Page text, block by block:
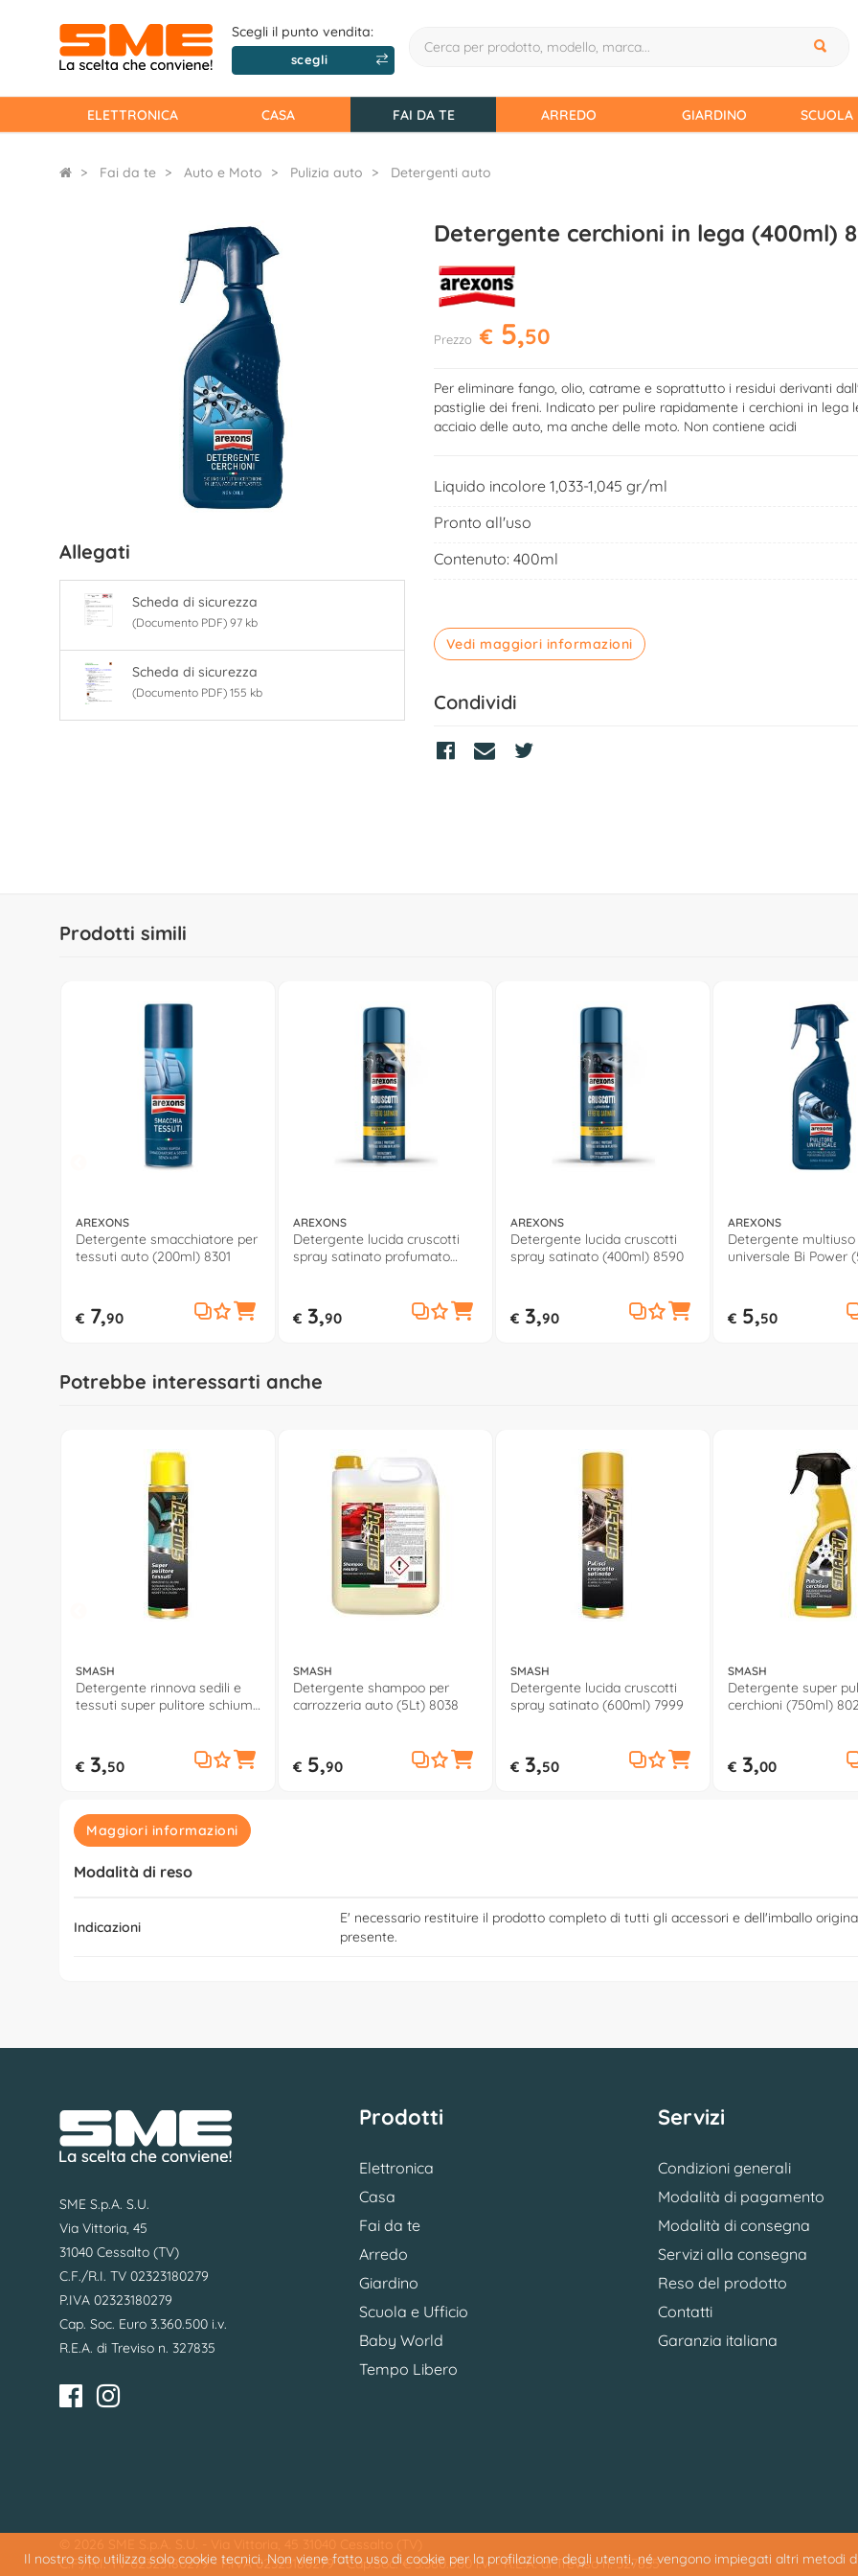
Scegli il punto vendita:
scegli
ELETTRONICA CASA FAI DA TE ARREDO GIARDINO SCUOLA
Fai da te Auto e Moto Pulizia auto Detergenti auto
Allegati
Scheda di sicurezza
(Documento PDF) 97 kb
Scheda di sicurezza
(Documento PDF) 155 kb
Detergente cerchioni in lega (400ml)
Prezzo € 5,50
Per eliminare fango, olio, catrame e soprattutto i residui derivanti
pastiglie dei freni. Indicato per pulire rapidamente i cerchioni in lega
acciaio delle auto, ma anche delle moto. Non contiene acidi
Liquido incolore 1,033-1,045 gr/ml
Pronto all'uso
Contenuto: 400ml
Vedi maggiori informazioni
Condividi
Prodotti simili
AREXONS
Detergente smacchiatore per
tessuti auto (200ml) 8301
€ 7,90
AREXONS
Detergente lucida cruscotti
spray satinato profumato
€ 3,90
AREXONS
Detergente lucida cruscotti
spray satinato (400ml) 8590
€ 3,90
AREXONS
Detergente multiuso
universale Bi Power
€ 5,50
Potrebbe interessarti anche
SMASH
Detergente rinnova sedili e
tessuti super pulitore schiuma
€ 3,50
SMASH
Detergente shampoo per
carrozzeria auto (5Lt) 8038
€ 5,90
SMASH
Detergente lucida cruscotti
spray satinato (600ml) 7999
€ 3,50
SMASH
Detergente super
cerchioni (750ml)
€ 3,00
Maggiori informazioni
Modalità di reso
Indicazioni
E' necessario restituire il prodotto completo di tutti gli accessori e dell'imballo
presente.
Il nostro sito utilizza solo cookie tecnici. Non viene fatto uso di cookie per la profilazione degli utenti, né vengono impiegati altri metodi
SME S.p.A. S.U.
Via Vittoria, 45
31040 Cessalto (TV)
C.F./R.I. TV 02323180279
P.IVA 02323180279
Cap. Soc. Euro 3.360.500 i.v.
R.E.A. di Treviso n. 327835
Prodotti
Elettronica
Casa
Fai da te
Arredo
Giardino
Scuola e Ufficio
Baby World
Tempo Libero
Servizi
Condizioni generali
Modalità di pagamento
Modalità di consegna
Servizi alla consegna
Reso del prodotto
Contatti
Garanzia italiana
C.F./R.I. TV 02323180279 - P.IVA 02323180279 - Cap.Soc. € 3.360.500 i.v. - R.E.A. di Treviso n. 327835